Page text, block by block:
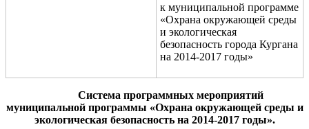
к муниципальной программе
«Охрана окружающей среды
и экологическая
безопасность города Кургана
на 2014-2017 годы»
Система программных мероприятий
муниципальной программы «Охрана окружающей среды и
экологическая безопасность на 2014-2017 годы».